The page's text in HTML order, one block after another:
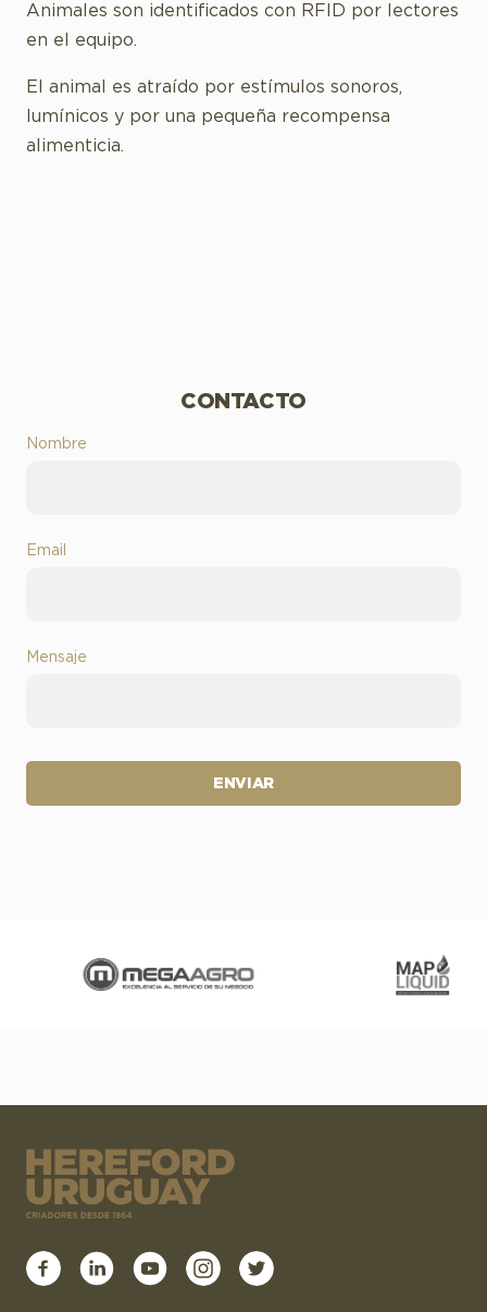
Animales son identificados con RFID por lectores
en el equipo.
El animal es atraído por estímulos sonoros,
lumínicos y por una pequeña recompensa
alimenticia.
CONTACTO
Nombre
Email
Mensaje
ENVIAR